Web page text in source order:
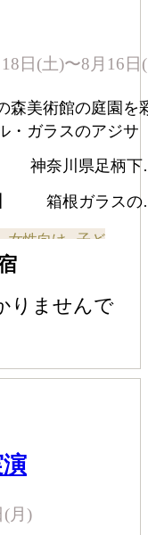
日(土)〜8月16日
森美術館の庭園を
・ガラスのアジサ
風を受けて、直径
粒のクリスタル
に輝く。この時期
神奈川県足柄下
箱根ガラスの
女性向け 子ど
プル向け
りませんで
(月)